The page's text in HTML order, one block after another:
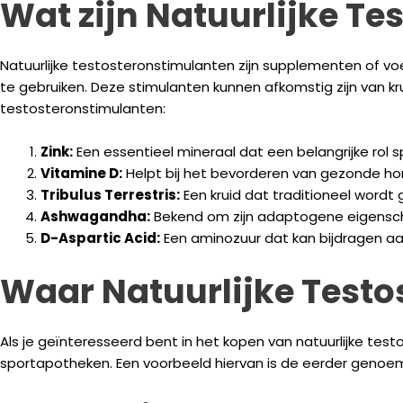
Wat zijn Natuurlijke
Natuurlijke testosteronstimulanten zijn supplementen of
te gebruiken. Deze stimulanten kunnen afkomstig zijn van
testosteronstimulanten:
Zink:Een essentieel mineraal dat een belangrijke
Vitamine D:Helpt bij het bevorderen van gezonde
Tribulus Terrestris:Een kruid dat traditioneel
Ashwagandha:Bekend om zijn adaptogene
D-Aspartic Acid:Een aminozuur dat kan bijdragen
Waar Natuurlijke
Als je geïnteresseerd bent in het kopen van natuurlijke
sportapotheken. Een voorbeeld hiervan is de eerder